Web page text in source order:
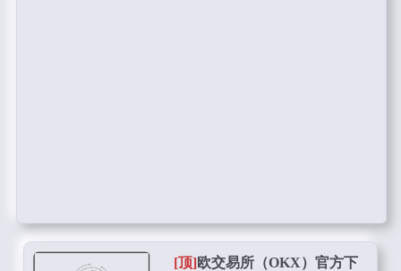
[顶]欧交易所（OKX）官方下